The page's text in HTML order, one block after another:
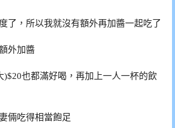
了，所以我就沒有額外再加醬一起吃了
外加醬
)$20也都滿好喝，再加上一人一杯的飲
倆吃得相當飽足